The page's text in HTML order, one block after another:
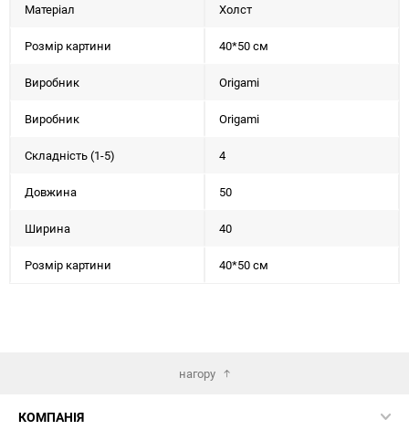
Матеріал Холст
Розмір картини 40*50 см
Виробник Origami
Виробник Origami
Складність (1-5) 4
Довжина 50
Ширина 40
Розмір картини 40*50 см
нагору
КОМПАНІЯ